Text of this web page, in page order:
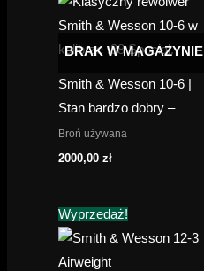
BRAK W MAGAZYNIE
Smith & Wesson 10-6 |
Stan bardzo dobry –
Broń używana
2000,00zł
Wyprzedaż!